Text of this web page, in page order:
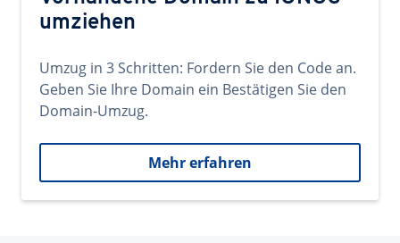
umziehen
Umzug in 3 Schritten: Fordern Sie den Code an.
Geben Sie Ihre Domain ein Bestätigen Sie den
Domain-Umzug.
Mehr erfahren